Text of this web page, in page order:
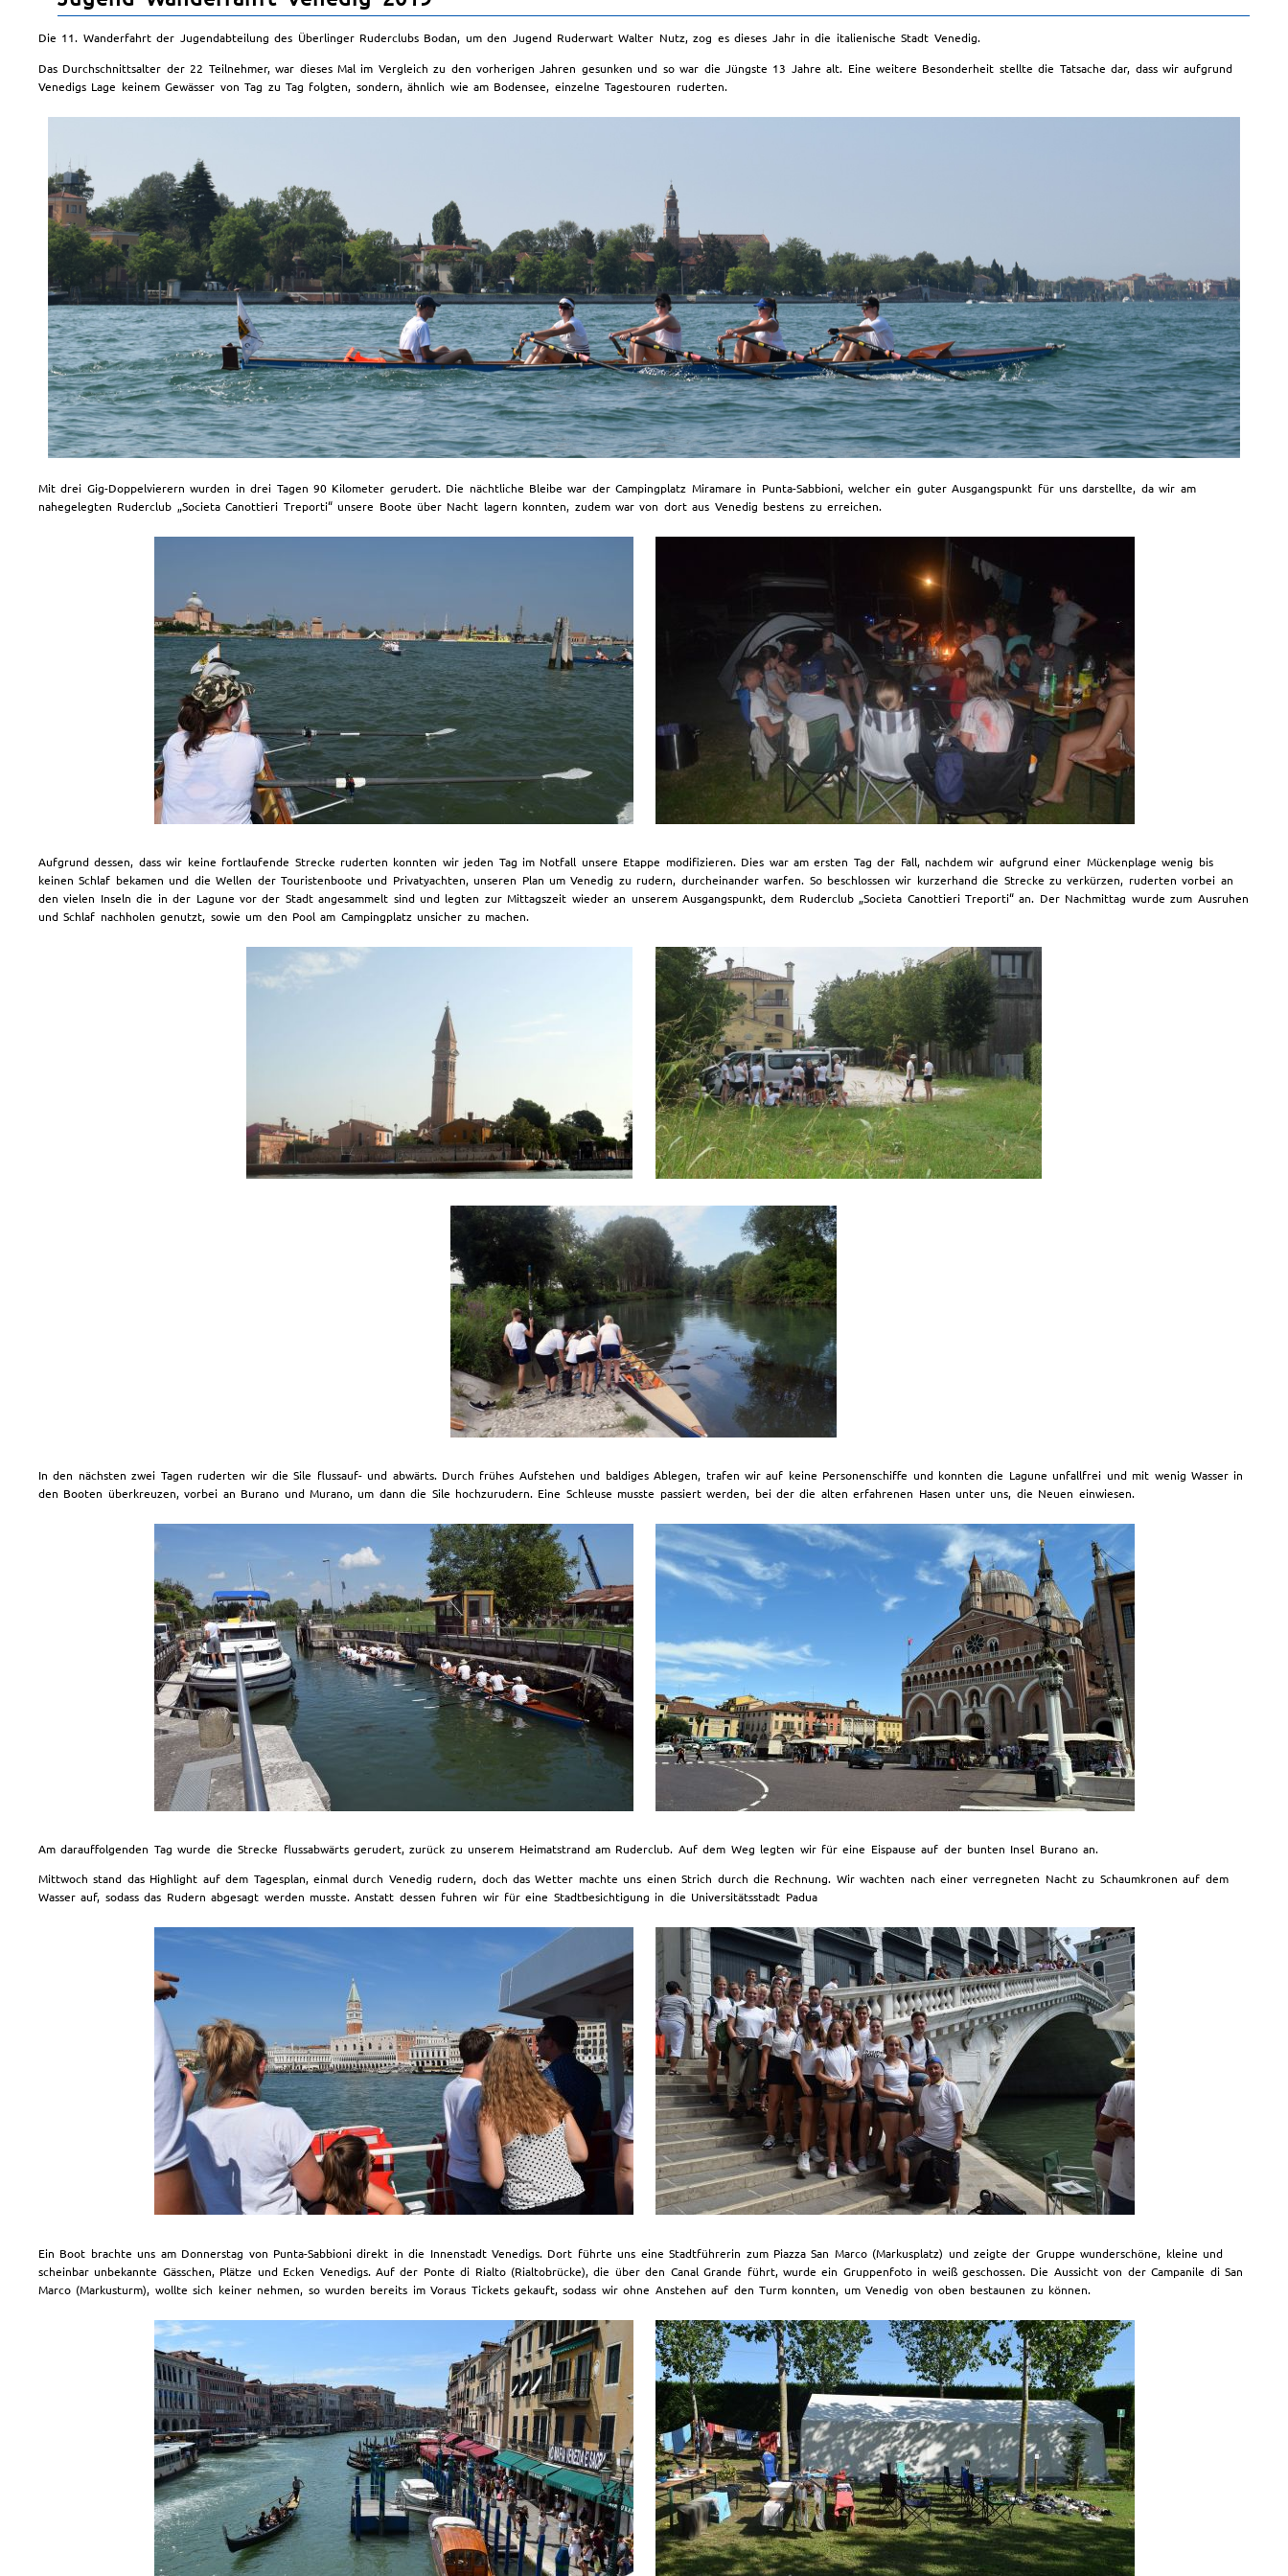
Die 11. Wanderfahrt der Jugendabteilung des Überlinger Ruderclubs Bodan, um den Jugend Ruderwart Walter Nutz, zog es dieses Jahr in die italienische Stadt Venedig.
Das Durchschnittsalter der 22 Teilnehmer, war dieses Mal im Vergleich zu den vorherigen Jahren gesunken und so war die Jüngste 13 Jahre alt. Eine weitere Besonderheit stellte die Tatsache dar, dass wir aufgrund
Venedigs Lage keinem Gewässer von Tag zu Tag folgten, sondern, ähnlich wie am Bodensee, einzelne Tagestouren ruderten.
Mit drei Gig-Doppelvierern wurden in drei Tagen 90 Kilometer gerudert. Die nächtliche Bleibe war der Campingplatz Miramare in Punta-Sabbioni, welcher ein guter Ausgangspunkt für uns darstellte, da wir am
nahegelegten Ruderclub „Societa Canottieri Treporti“ unsere Boote über Nacht lagern konnten, zudem war von dort aus Venedig bestens zu erreichen.
Aufgrund dessen, dass wir keine fortlaufende Strecke ruderten konnten wir jeden Tag im Notfall unsere Etappe modifizieren. Dies war am ersten Tag der Fall, nachdem wir aufgrund einer Mückenplage wenig bis
keinen Schlaf bekamen und die Wellen der Touristenboote und Privatyachten, unseren Plan um Venedig zu rudern, durcheinander warfen. So beschlossen wir kurzerhand die Strecke zu verkürzen, ruderten vorbei an
den vielen Inseln die in der Lagune vor der Stadt angesammelt sind und legten zur Mittagszeit wieder an unserem Ausgangspunkt, dem Ruderclub „Societa Canottieri Treporti“ an. Der Nachmittag wurde zum Ausruhen
und Schlaf nachholen genutzt, sowie um den Pool am Campingplatz unsicher zu machen.
In den nächsten zwei Tagen ruderten wir die Sile flussauf- und abwärts. Durch frühes Aufstehen und baldiges Ablegen, trafen wir auf keine Personenschiffe und konnten die Lagune unfallfrei und mit wenig Wasser in
den Booten überkreuzen, vorbei an Burano und Murano, um dann die Sile hochzurudern. Eine Schleuse musste passiert werden, bei der die alten erfahrenen Hasen unter uns, die Neuen einwiesen.
Am darauffolgenden Tag wurde die Strecke flussabwärts gerudert, zurück zu unserem Heimatstrand am Ruderclub. Auf dem Weg legten wir für eine Eispause auf der bunten Insel Burano an.
Mittwoch stand das Highlight auf dem Tagesplan, einmal durch Venedig rudern, doch das Wetter machte uns einen Strich durch die Rechnung. Wir wachten nach einer verregneten Nacht zu Schaumkronen auf dem
Wasser auf, sodass das Rudern abgesagt werden musste. Anstatt dessen fuhren wir für eine Stadtbesichtigung in die Universitätsstadt Padua
Ein Boot brachte uns am Donnerstag von Punta-Sabbioni direkt in die Innenstadt Venedigs. Dort führte uns eine Stadtführerin zum Piazza San Marco (Markusplatz) und zeigte der Gruppe wunderschöne, kleine und
scheinbar unbekannte Gässchen, Plätze und Ecken Venedigs. Auf der Ponte di Rialto (Rialtobrücke), die über den Canal Grande führt, wurde ein Gruppenfoto in weiß geschossen. Die Aussicht von der Campanile di San
Marco (Markusturm), wollte sich keiner nehmen, so wurden bereits im Voraus Tickets gekauft, sodass wir ohne Anstehen auf den Turm konnten, um Venedig von oben bestaunen zu können.